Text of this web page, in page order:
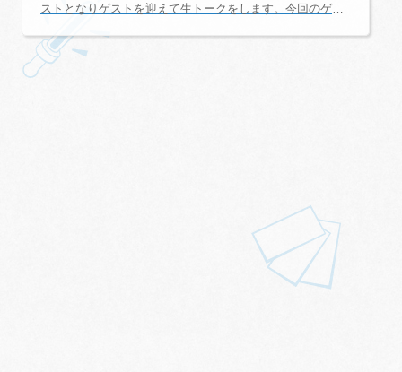
ストとなりゲストを迎えて生トークをします。今回のゲス
初心者でも楽しめるように、配信の情報を随時更新してい
きます。Johnny’s Village 最新情報2021年のJohnny’s Villag
e（第二回・ゲスト 菊池風磨さん）についてはこちらのペ